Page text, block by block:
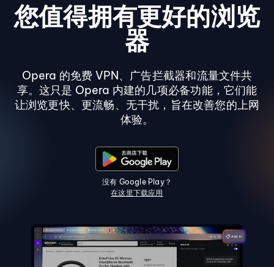
您值得拥有更好的浏览
器
Opera 的免费 VPN、广告拦截器和流量文件共
享。这只是 Opera 内建的几项必备功能，它们能
让浏览更快、更流畅、无干扰，旨在改善您的上网
体验。
没有 Google Play？
在这里下载应用